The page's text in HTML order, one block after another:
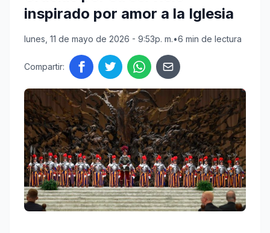
inspirado por amor a la Iglesia
lunes, 11 de mayo de 2026 - 9:53p. m.•6 min de lectura
Compartir: